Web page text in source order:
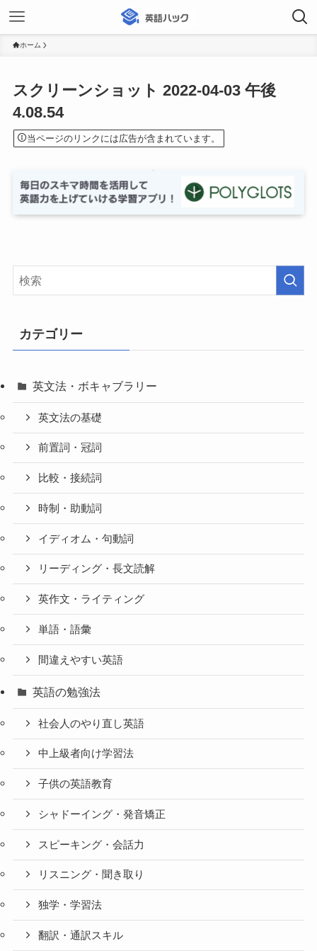
ホーム
スクリーンショット 2022-04-03 午後
4.08.54
当ページのリンクには広告が含まれています。
カテゴリー
英文法・ボキャブラリー
英文法の基礎
前置詞・冠詞
比較・接続詞
時制・助動詞
イディオム・句動詞
リーディング・長文読解
英作文・ライティング
単語・語彙
間違えやすい英語
英語の勉強法
社会人のやり直し英語
中上級者向け学習法
子供の英語教育
シャドーイング・発音矯正
スピーキング・会話力
リスニング・聞き取り
独学・学習法
翻訳・通訳スキル